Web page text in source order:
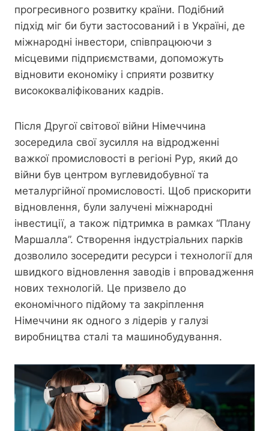
прогресивного розвитку країни. Подібний
підхід міг би бути застосований і в Україні, де
міжнародні інвестори, співпрацюючи з
місцевими підприємствами, допоможуть
відновити економіку і сприяти розвитку
висококваліфікованих кадрів.
Після Другої світової війни Німеччина
зосередила свої зусилля на відродженні
важкої промисловості в регіоні Рур, який до
війни був центром вуглевидобувної та
металургійної промисловості. Щоб прискорити
відновлення, були залучені міжнародні
інвестиції, а також підтримка в рамках “Плану
Маршалла”. Створення індустріальних парків
дозволило зосередити ресурси і технології для
швидкого відновлення заводів і впровадження
нових технологій. Це призвело до
економічного підйому та закріплення
Німеччини як одного з лідерів у галузі
виробництва сталі та машинобудування.